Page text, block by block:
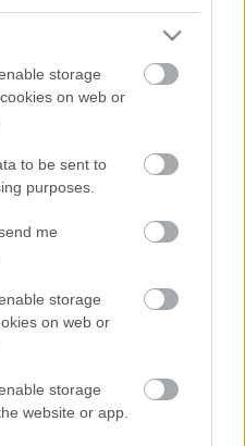
storage
on web or
to be sent to
purposes.
me
storage
on web or
storage
website or app.
– mégsem
Nagydíj